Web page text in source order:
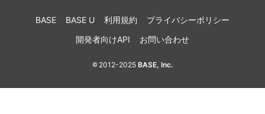
BASE BASE U 利用規約
プライバシーポリシー
開発者向けAPI
お問い合わせ
© 2012-2025BASE, Inc.